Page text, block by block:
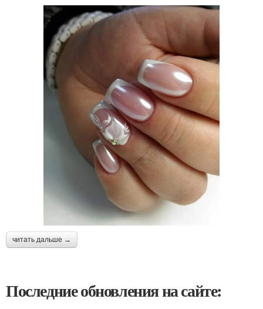
читать дальше →
Последние обновления на сайте: